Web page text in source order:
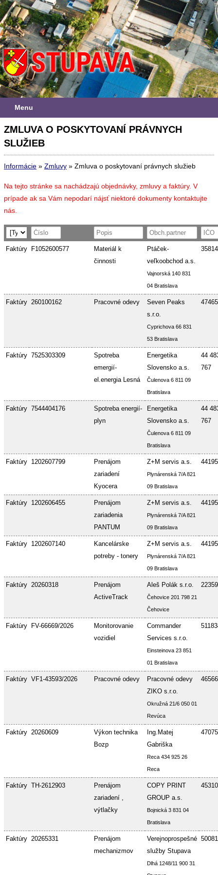
Menu
ZMLUVA O POSKYTOVANÍ PRÁVNYCH
SLUŽIEB
Informácie » Zmluvy » Zmluva o poskytovaní právnych služieb
Na tejto stránke sa nachádzajú objednávky, zmluvy a faktúry. V
prípade ak sa Vám nepodarí nájsť niektoré dokumenty kontaktujte
nás.
Faktúry F1052600577
Materiál k
činnosti
Ptáček-
veľkoobchod a.s.
Vajnorská 140 831
04 Bratislava
Faktúry 260100162 Pracovné odevy
Seven Peaks
s.r.o.
Cyprichova 66 831
53 Bratislava
Faktúry 7525303309
Spotreba
emergií-
el.energia Lesná
Energetika
Slovensko a.s.
Čulenova 6 811 09
Bratislava
44
767
Faktúry 7544404176
Spotreba energií-
plyn
Energetika
Slovensko a.s.
Čulenova 6 811 09
Bratislava
44
767
Faktúry 1202607799
Prenájom
zariadení
Kyocera
Z+M servis a.s.
Plynárenská 7/A 821
09 Bratislava
Faktúry 1202606455
Prenájom
zariadenia
PANTUM
Z+M servis a.s.
Plynárenská 7/A 821
09 Bratislava
Faktúry 1202607140
Kancelárske
potreby - tonery
Z+M servis a.s.
Plynárenská 7/A 821
09 Bratislava
Faktúry 20260318
Prenájom
ActiveTrack
Aleš Polák s.r.o.
Čehovice 201 798 21
Čehovice
Faktúry FV-66669/2026
Monitorovanie
vozidiel
Commander
Services s.r.o.
Einsteinova 23 851
01 Bratislava
Faktúry VF1-43593/2026 Pracovné odevy
Pracovné odevy
ZIKO s.r.o.
Okružná 21/6 050 01
Revúca
Faktúry 20260609
Výkon technika
Bozp
Ing.Matej
Gabriška
Reca 434 925 26
Reca
Faktúry TH-2612903
Prenájom
zariadení ,
výtlačky
COPY PRINT
GROUP a.s.
Bojnická 3 831 04
Bratislava
Faktúry 20265331
Prenájom
mechanizmov
Verejnoprospešné
služby Stupava
Dlhá 1248/11 900 31